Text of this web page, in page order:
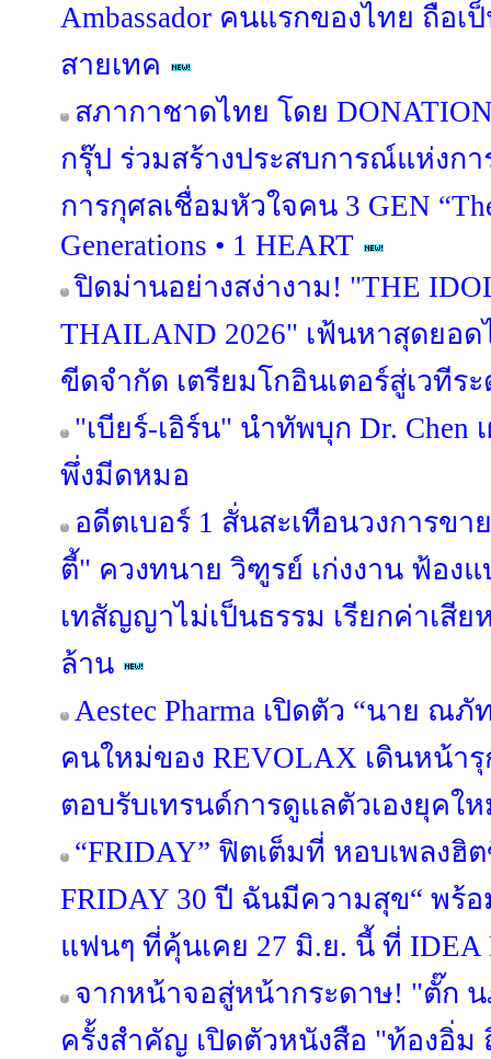
Ambassador คนแรกของไทย ถือ
สายเทค
สภากาชาดไทย โดย
กรุ๊ป ร่วมสร้างประสบการณ์แห่งก
การกุศลเชื่อมหัวใจคน 3 GEN
Generations • 1 HEART
ปิดม่านอย่างสง่างาม! "THE
THAILAND 2026" เฟ้นหาสุดยอ
ขีดจำกัด เตรียมโกอินเตอร์สู่เวทีร
"เบียร์-เอิร์น" นำทัพบุก Dr. Chen
พึ่งมีดหมอ
อดีตเบอร์ 1 สั่นสะเทือนวงการข
ตี้" ควงทนาย วิฑูรย์ เก่งงาน ฟ้อง
เทสัญญาไม่เป็นธรรม เรียกค่าเสี
ล้าน
Aestec Pharma เปิดตัว “นาย ณภั
คนใหม่ของ REVOLAX เดินหน้า
ตอบรับเทรนด์การดูแลตัวเองยุคใ
“FRIDAY” ฟิตเต็มที่ หอบเพลงฮิ
FRIDAY 30 ปี ฉันมีความสุข“ พร้
แฟนๆ ที่คุ้นเคย 27 มิ.ย. นี้ ที่ IDEA
จากหน้าจอสู่หน้ากระดาษ! "ตั๊ก
ครั้งสำคัญ เปิดตัวหนังสือ "ท้องอิ่ม